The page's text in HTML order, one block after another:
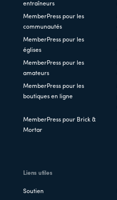
entraîneurs
MemberPress pour les
communautés
MemberPress pour les
églises
MemberPress pour les
amateurs
MemberPress pour les
boutiques en ligne
MemberPress pour Brick &
Mortar
Liens utiles
Soutien